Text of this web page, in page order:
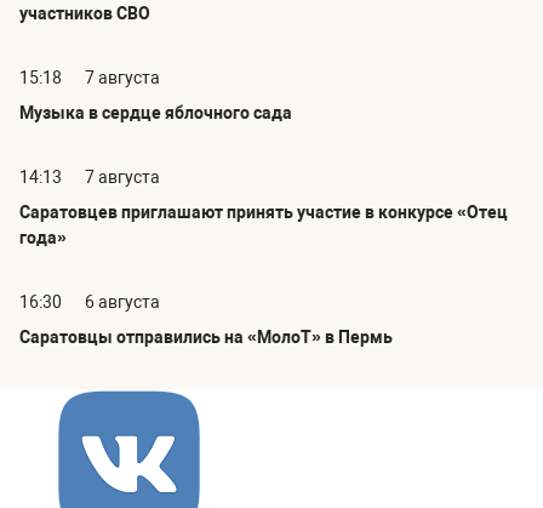
участников СВО
15:18
7 августа
Музыка в сердце яблочного сада
14:13
7 августа
Саратовцев приглашают принять участие в конкурсе «Отец
года»
16:30
6 августа
Саратовцы отправились на «МолоТ» в Пермь